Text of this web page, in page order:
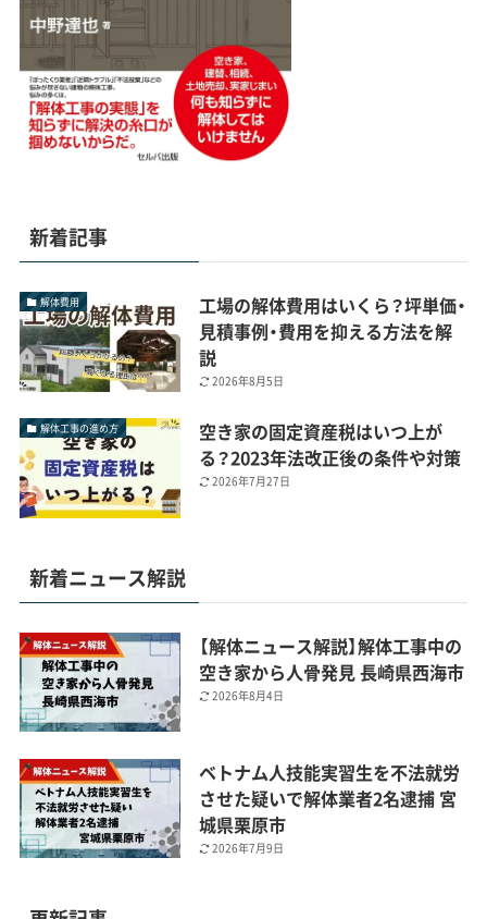
新着記事
解体費用
工場の解体費用はいくら？坪単価・
見積事例・費用を抑える方法を解
説
2026年8月5日
解体工事の進め方
空き家の固定資産税はいつ上が
る？2023年法改正後の条件や対策
2026年7月27日
新着ニュース解説
【解体ニュース解説】解体工事中の
空き家から人骨発見 長崎県西海市
2026年8月4日
ベトナム人技能実習生を不法就労
させた疑いで解体業者2名逮捕 宮
城県栗原市
2026年7月9日